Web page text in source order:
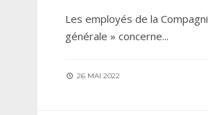
Les employés de la
générale » concerne...
26 MAI 2022